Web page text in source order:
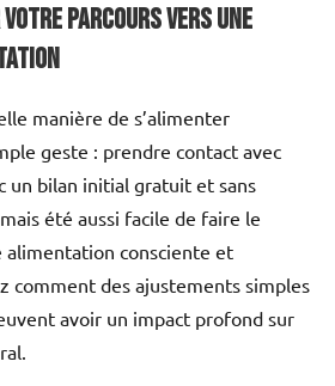
votre parcours vers une
manière de s’alimenter
geste : prendre contact avec
un bilan initial gratuit et sans
été aussi facile de faire le
alimentation consciente et
comment des ajustements simples
avoir un impact profond sur